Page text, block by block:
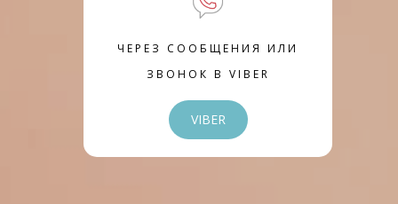
ЧЕРЕЗ СООБЩЕНИЯ ИЛИ
ЗВОНОК В VIBER
VIBER